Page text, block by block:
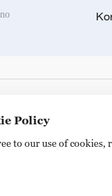
号
Policy
to our use of cookies,